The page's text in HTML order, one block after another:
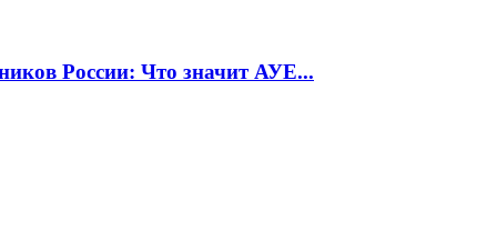
России: Что значит АУЕ...